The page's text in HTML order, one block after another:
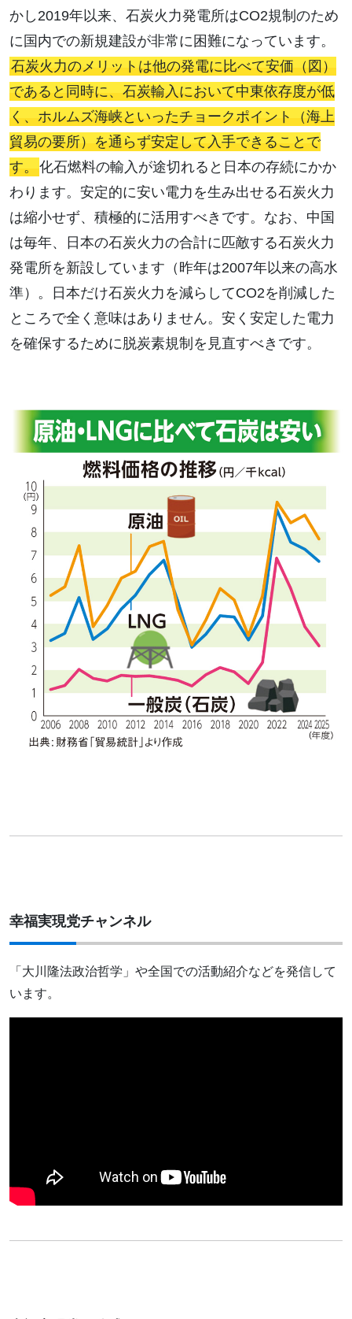
かし2019年以来、石炭火力発電所はCO2規制のため
に国内での新規建設が非常に困難になっています。
石炭火力のメリットは他の発電に比べて安価（図）
であると同時に、石炭輸入において中東依存度が低
く、ホルムズ海峡といったチョークポイント（海上
貿易の要所）を通らず安定して入手できることで
す。 化石燃料の輸入が途切れると日本の存続にかか
わります。安定的に安い電力を生み出せる石炭火力
は縮小せず、積極的に活用すべきです。なお、中国
は毎年、日本の石炭火力の合計に匹敵する石炭火力
発電所を新設しています（昨年は2007年以来の高水
準）。日本だけ石炭火力を減らしてCO2を削減した
ところで全く意味はありません。安く安定した電力
を確保するために脱炭素規制を見直すべきです。
幸福実現党チャンネル
「大川隆法政治哲学」や全国での活動紹介などを発信して
います。